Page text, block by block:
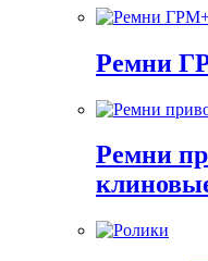
Ремни
Ремни